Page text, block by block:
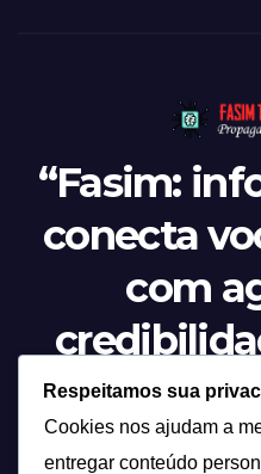
“Fasim:
conecta
com
atento
Respeitamos sua
Cookies nos ajudam a
entregar conteúdo